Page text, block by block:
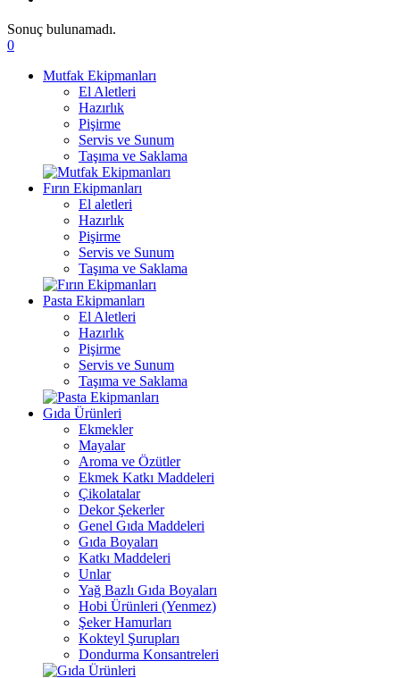
Sonuç bulunamadı.
0
Mutfak Ekipmanları
El Aletleri
Hazırlık
Pişirme
Servis ve Sunum
Taşıma ve Saklama
Fırın Ekipmanları
El aletleri
Hazırlık
Pişirme
Servis ve Sunum
Taşıma ve Saklama
Pasta Ekipmanları
El Aletleri
Hazırlık
Pişirme
Servis ve Sunum
Taşıma ve Saklama
Gıda Ürünleri
Ekmekler
Mayalar
Aroma ve Özütler
Ekmek Katkı Maddeleri
Çikolatalar
Dekor Şekerler
Genel Gıda Maddeleri
Gıda Boyaları
Katkı Maddeleri
Unlar
Yağ Bazlı Gıda Boyaları
Hobi Ürünleri (Yenmez)
Şeker Hamurları
Kokteyl Şurupları
Dondurma Konsantreleri